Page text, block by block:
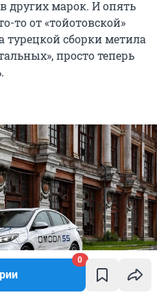
0
других марок. И опять
то от «тойотовской»
турецкой сборки метила
просто теперь